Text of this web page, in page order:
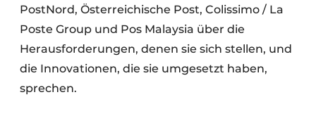
PostNord, Österreichische Post, Colissimo / La
Poste Group und Pos Malaysia über die
Herausforderungen, denen sie sich stellen, und
die Innovationen, die sie umgesetzt haben,
sprechen.